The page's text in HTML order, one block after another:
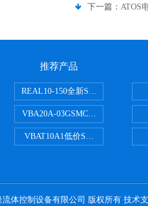
下一篇： ATOS
推荐产品
REAL10-150全新SMC正弦无杆缸
VBA20A-03GSMC增压阀VBA-
VBAT10A1低价SMC储气罐VBAT
体控制设备有限公司 版权所有 技术